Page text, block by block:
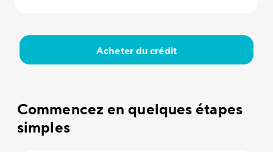
Acheter du crédit
Commencez en quelques étapes
simples